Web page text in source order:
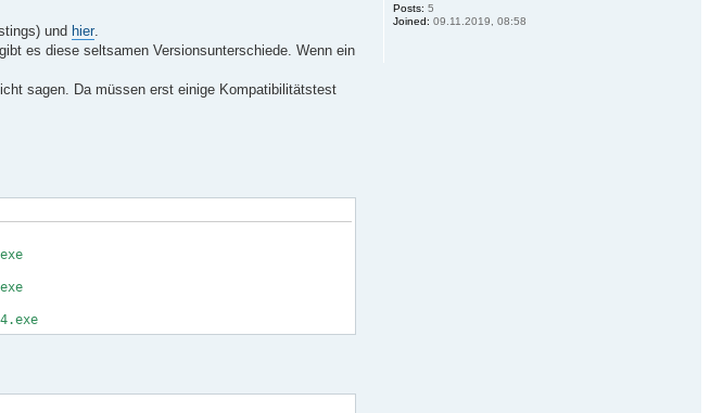
und hier.
es diese seltsamen Versionsunterschiede. Wenn ein
sagen. Da müssen erst einige Kompatibilitätstest
Posts: 5
Joined: 09.11.2019, 08:58